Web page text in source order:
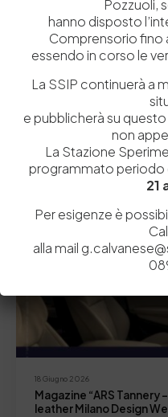
Cuoio e bio-based
scientifici e prospettive
A cura di Claudia Florio
globale per favorire lo…
18 Giugno 2026
Biblioteca Letture presso la
Magazine “ARS Tannery
leather Milano Design
Pozzuoli,
hanno disposto
Comprensorio fino
essendo in corso le
La SSIP continuerà a
e pubblicherà su
non
La Stazione
programmato periodo
21
Per esigenze è
alla mail